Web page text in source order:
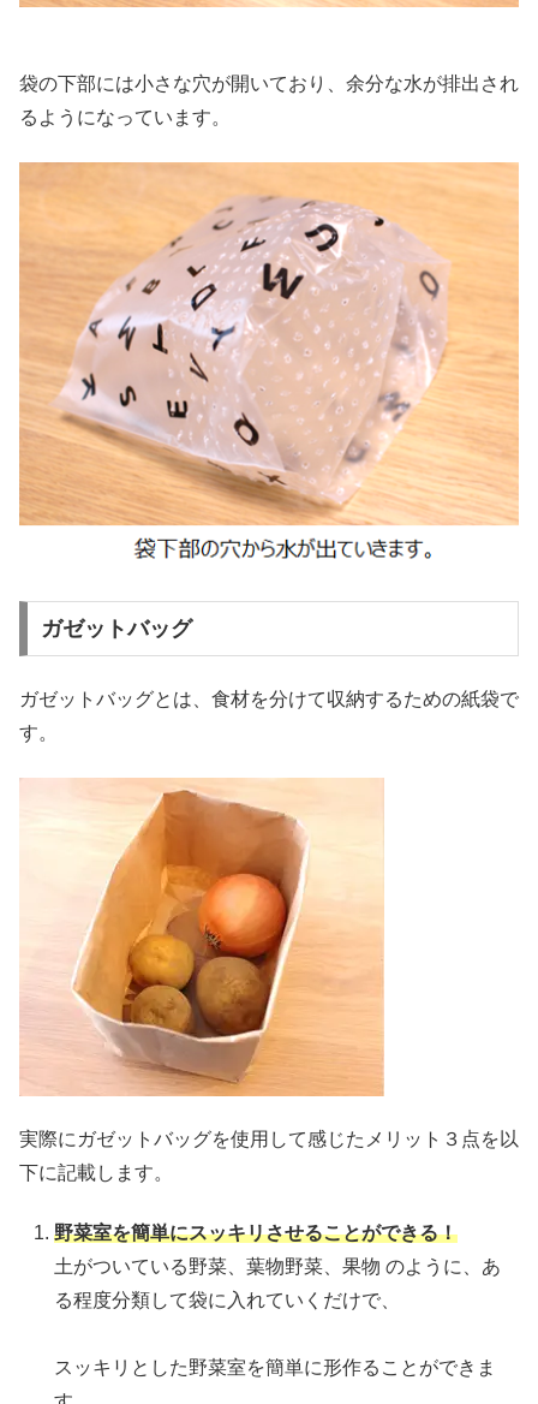
袋の下部には小さな穴が開いており、余分な水が排出され
るようになっています。
ガゼットバッグ
ガゼットバッグとは、食材を分けて収納するための紙袋で
す。
実際にガゼットバッグを使用して感じたメリット３点を以
下に記載します。
野菜室を簡単にスッキリさせることができる！
土がついている野菜、葉物野菜、果物 のように、あ
る程度分類して袋に入れていくだけで、
スッキリとした野菜室を簡単に形作ることができま